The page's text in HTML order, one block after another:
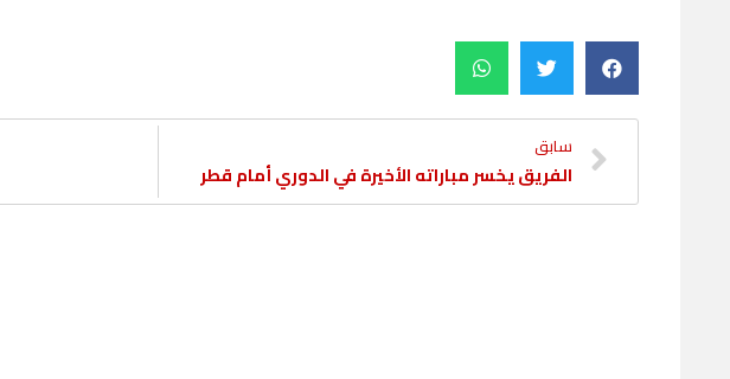
سابق
الفريق يخسر مباراته الأخيرة في الدوري أمام قطر